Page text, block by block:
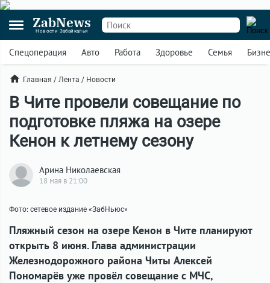
ZabNews
Новости Забайкалья
Спецоперация Авто Работа Здоровье Семья
Главная / Лента / Новости
В Чите провели совещание по
подготовке пляжа на озере
Кенон к летнему сезону
Арина Николаевская
18 мая в 21:00
Фото: сетевое издание «ЗабНьюс»
Пляжный сезон на озере Кенон в Чите планируют
открыть 8 июня. Глава администрации
Железнодорожного района Читы Алексей
Пономарёв уже провёл совещание с МЧС,